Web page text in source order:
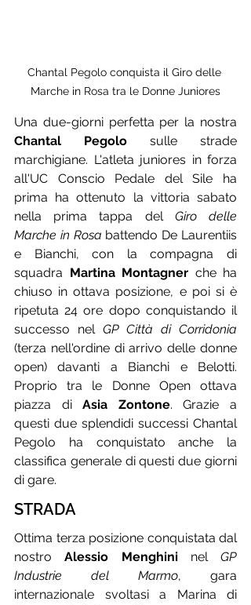
Chantal Pegolo conquista il Giro delle
Marche in Rosa tra le Donne Juniores
Chantal Pegolo sulle strade
marchigiane. L'atleta juniores in forza
all'UC Conscio Pedale del Sile ha
prima ha ottenuto la vittoria sabato
nella prima tappa del Giro delle
Marche in Rosa battendo De Laurentiis
e Bianchi, con la compagna di
squadra Martina Montagner che ha
chiuso in ottava posizione, e poi si è
ripetuta 24 ore dopo conquistando il
successo nel GP Città di Corridonia
(terza nell'ordine di arrivo delle donne
open) davanti a Bianchi e Belotti.
Proprio tra le Donne Open ottava
piazza di Asia Zontone. Grazie a
questi due splendidi successi Chantal
Pegolo ha conquistato anche la
classifica generale di questi due giorni
di gare.
STRADA
Ottima terza posizione conquistata dal
nostro Alessio Menghini nel GP
Industrie del Marmo, gara
internazionale svoltasi a Marina di